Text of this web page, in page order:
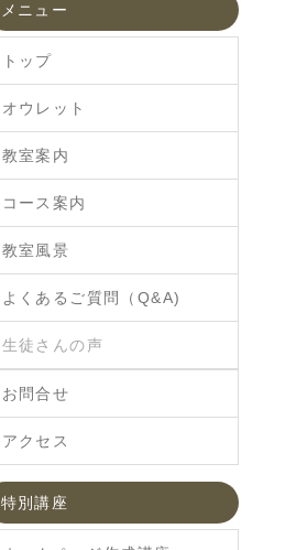
メニュー
トップ
オウレット
教室案内
コース案内
教室風景
よくあるご質問（Q&A)
生徒さんの声
お問合せ
アクセス
特別講座